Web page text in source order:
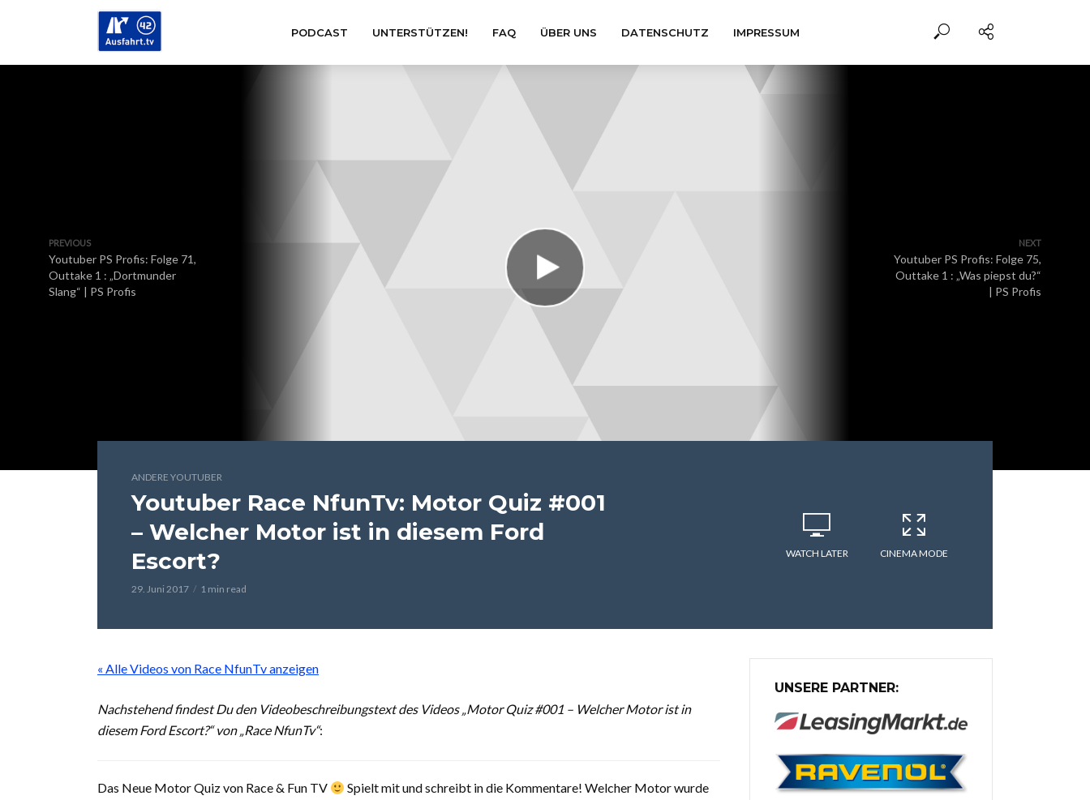
PODCAST UNTERSTÜTZEN! FAQ ÜBER UNS DATENSCHUTZ IMPRESSUM
PREVIOUS
Youtuber PS Profis: Folge 71,
Outtake 1 : „Dortmunder
Slang“ | PS Profis
NEXT
Youtuber PS Profis: Folge 75,
Outtake 1 : „Was piepst du?“
| PS Profis
ANDERE YOUTUBER
Youtuber Race NfunTv: Motor Quiz #001
– Welcher Motor ist in diesem Ford
Escort?
29. Juni 2017 1 min read
WATCH LATER CINEMA MODE
« Alle Videos von Race NfunTv anzeigen
Nachstehend findest Du den Videobeschreibungstext des Videos „Motor Quiz #001 – Welcher Motor ist in
diesem Ford Escort?“ von „Race NfunTv“:
Das Neue Motor Quiz von Race & Fun TV
Spielt mit und schreibt in die Kommentare! Welcher Motor wurde
UNSERE PARTNER: